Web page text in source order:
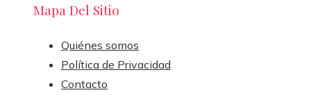
Mapa Del Sitio
Quiénes somos
Política de Privacidad
Contacto